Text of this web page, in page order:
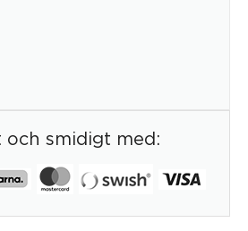
och smidigt med: